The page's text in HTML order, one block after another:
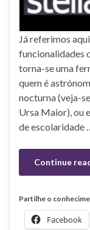
Já referimos
funcionalidades
torna-se uma
quem é
nocturna (veja-
Ursa Maior), ou
de escolaridade
Continue
Partilhe o
Facebook